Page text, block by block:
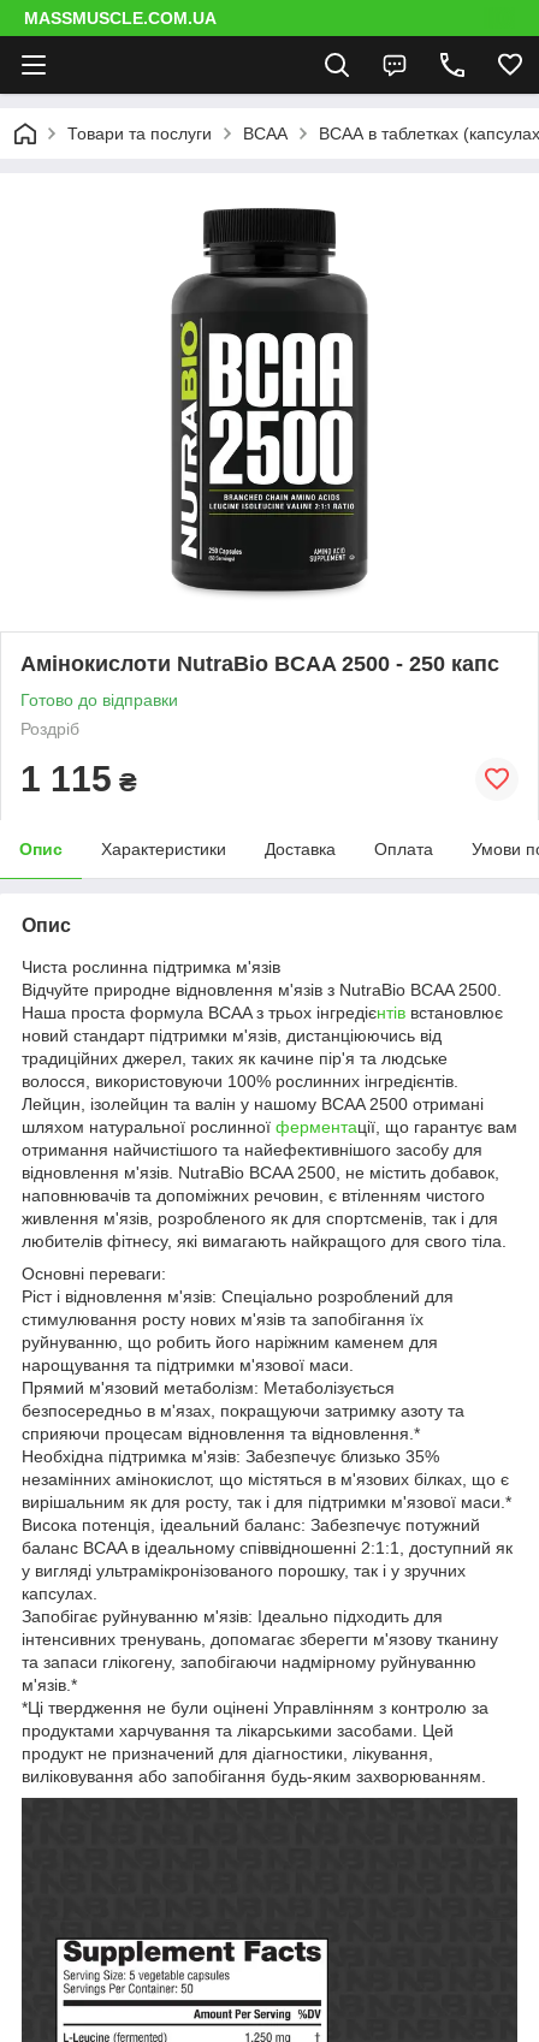
MASSMUSCLE.COM.UA
Товари та послуги BCAA ВСАА в таблетках
Амінокислоти NutraBio BCAA 2500 - 250 капс
Готово до відправки
Роздріб
1 115 ₴
Опис Характеристики Доставка Оплата Умови
Опис
Чиста рослинна підтримка м'язів
Відчуйте природне відновлення м'язів з NutraBio BCAA 2500.
Наша проста формула BCAA з трьох інгредієнтів встановлює
новий стандарт підтримки м'язів, дистанціюючись від
традиційних джерел, таких як качине пір'я та людське
волосся, використовуючи 100% рослинних інгредієнтів.
Лейцин, ізолейцин та валін у нашому BCAA 2500 отримані
шляхом натуральної рослинної ферментації, що гарантує вам
отримання найчистішого та найефективнішого засобу для
відновлення м'язів. NutraBio BCAA 2500, не містить добавок,
наповнювачів та допоміжних речовин, є втіленням чистого
живлення м'язів, розробленого як для спортсменів, так і для
любителів фітнесу, які вимагають найкращого для свого тіла.
Основні переваги:
Ріст і відновлення м'язів: Спеціально розроблений для
стимулювання росту нових м'язів та запобігання їх
руйнуванню, що робить його наріжним каменем для
нарощування та підтримки м'язової маси.
Прямий м'язовий метаболізм: Метаболізується
безпосередньо в м'язах, покращуючи затримку азоту та
сприяючи процесам відновлення та відновлення.*
Необхідна підтримка м'язів: Забезпечує близько 35%
незамінних амінокислот, що містяться в м'язових білках, що є
вирішальним як для росту, так і для підтримки м'язової маси.*
Висока потенція, ідеальний баланс: Забезпечує потужний
баланс BCAA в ідеальному співвідношенні 2:1:1, доступний як
у вигляді ультрамікронізованого порошку, так і у зручних
капсулах.
Запобігає руйнуванню м'язів: Ідеально підходить для
інтенсивних тренувань, допомагає зберегти м'язову тканину
та запаси глікогену, запобігаючи надмірному руйнуванню
м'язів.*
*Ці твердження не були оцінені Управлінням з контролю за
продуктами харчування та лікарськими засобами. Цей
продукт не призначений для діагностики, лікування,
виліковування або запобігання будь-яким захворюванням.